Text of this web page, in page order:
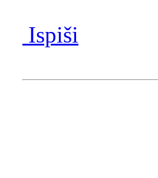
Ispiši